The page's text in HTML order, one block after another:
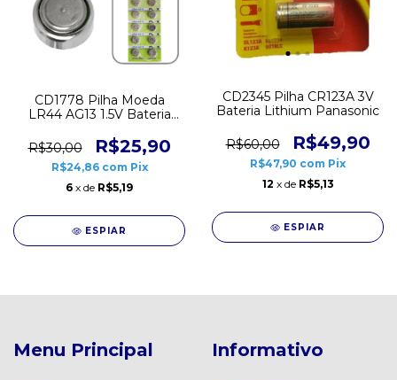
CD1778 Pilha Moeda
LR44 AG13 1.5V Bateria
R$30,00
R$25,90
R$24,86 com Pix
6 x de R$5,19
ESPIAR
CD2345 Pilha CR123A 3V
Bateria Lithium Panasonic
R$60,00 R$49,90
R$47,90 com Pix
12 x de R$5,13
ESPIAR
Menu Principal Informativo